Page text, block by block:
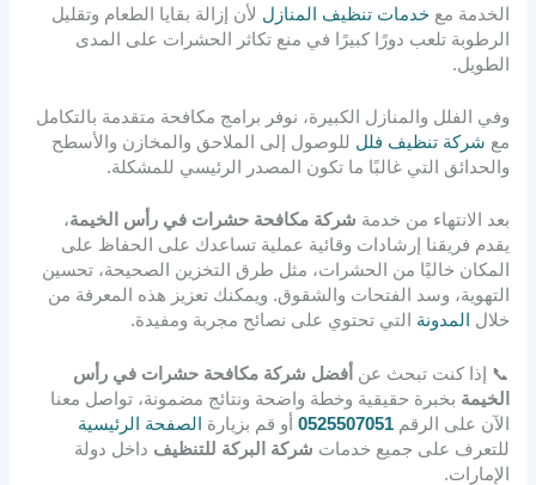
الخدمة معخدمات تنظيف المنازل لأن إزالة بقايا الطعام وتقليل
الرطوبة تلعب دورًا كبيرًا في منع تكاثر الحشرات على المدى
الطويل.
وفي الفلل والمنازل الكبيرة، نوفر برامج مكافحة متقدمة بالتكامل
مع شركة تنظيف فلل للوصول إلى الملاحق والمخازن والأسطح
والحدائق التي غالبًا ما تكون المصدر الرئيسي للمشكلة.
بعد الانتهاء من خدمة شركة مكافحة حشرات في رأس الخيمة،
يقدم فريقنا إرشادات وقائية عملية تساعدك على الحفاظ على
المكان خاليًا من الحشرات، مثل طرق التخزين الصحيحة، تحسين
التهوية، وسد الفتحات والشقوق. ويمكنك تعزيز هذه المعرفة من
خلال
المدونة التي تحتوي على نصائح مجربة ومفيدة.
📞 إذا كنت تبحث عن أفضل شركة مكافحة حشرات في رأس
الخيمة بخبرة حقيقية وخطة واضحة ونتائج مضمونة، تواصل معنا
الآن على الرقم0525507051 أو قم بزيارة الصفحة الرئيسية
للتعرف على جميع خدمات شركة البركة للتنظيف داخل دولة
الإمارات.